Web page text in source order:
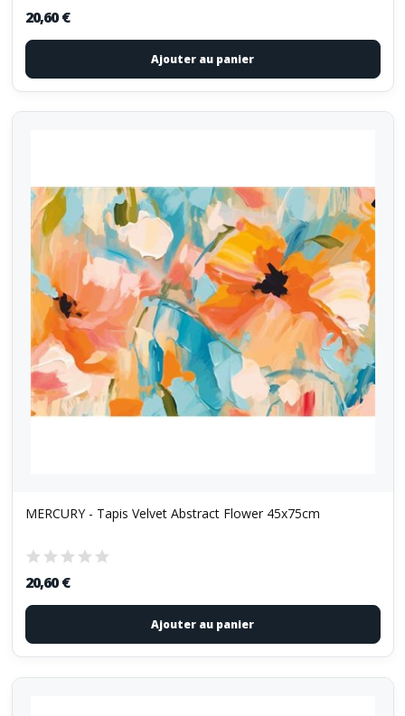
20,60 €
Ajouter au panier
MERCURY - Tapis Velvet Abstract Flower 45x75cm
20,60 €
Ajouter au panier